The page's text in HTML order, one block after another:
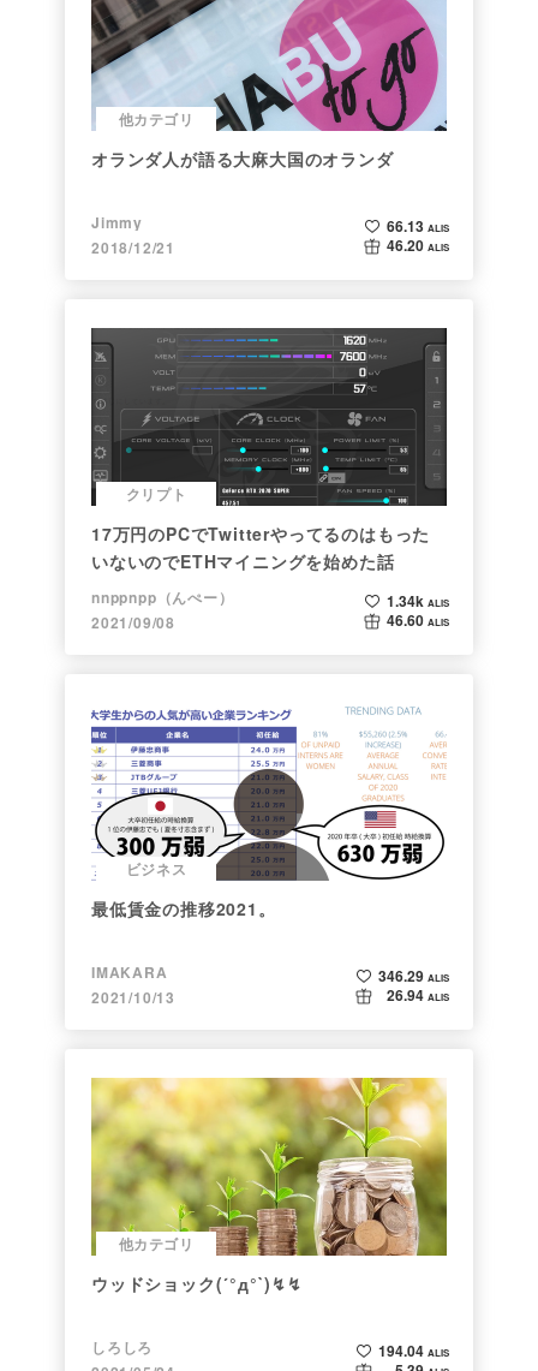
他カテゴリ
オランダ人が語る大麻大国のオランダ
Jimmy
2018/12/21
66.13 ALIS
46.20 ALIS
クリプト
17万円のPCでTwitterやってるのはもった
いないのでETHマイニングを始めた話
nnppnpp（んぺー）
2021/09/08
1.34k ALIS
46.60 ALIS
ビジネス
最低賃金の推移2021。
IMAKARA
2021/10/13
346.29 ALIS
26.94 ALIS
他カテゴリ
ウッドショック(´°д°`)↯↯
しろしろ
194.04 ALIS